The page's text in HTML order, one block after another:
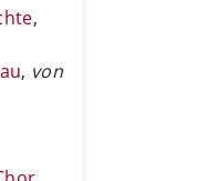
,
, von